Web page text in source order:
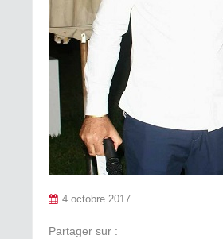
4 octobre 2017
Partager sur :